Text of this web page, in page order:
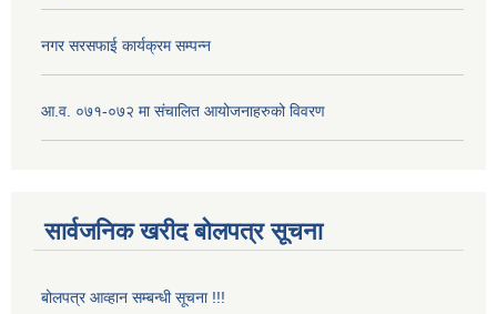
नगर सरसफाई कार्यक्रम सम्पन्न
आ.व. ०७१-०७२ मा संचालित आयोजनाहरुको विवरण
सार्वजनिक खरीद बोलपत्र सूचना
बोलपत्र आव्हान सम्बन्धी सूचना !!!